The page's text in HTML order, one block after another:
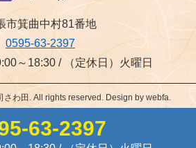
63-2397
市箕曲中村81番地
0595-63-2397
～18:30 / （定休日）火曜日
さわ田. All rights reserved. Design by webfa.